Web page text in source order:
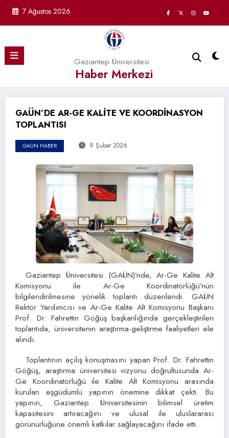
7 Ağustos 2026
Gaziantep Üniversitesi
Haber Merkezi
GAÜN’DE AR-GE KALİTE VE KOORDİNASYON
TOPLANTISI
GAÜN HABER 9 Şubat 2026
Gaziantep Üniversitesi (GAÜN)’nde, Ar-Ge Kalite Alt
Komisyonu ile Ar-Ge Koordinatörlüğü’nün
bilgilendirilmesine yönelik toplantı düzenlendi. GAÜN
Rektör Yardımcısı ve Ar-Ge Kalite Alt Komisyonu Başkanı
Prof. Dr. Fahrettin Göğüş başkanlığında gerçekleştirilen
toplantıda, üniversitenin araştırma-geliştirme faaliyetleri ele
alındı.
Toplantının açılış konuşmasını yapan Prof. Dr. Fahrettin
Göğüş, araştırma üniversitesi vizyonu doğrultusunda Ar-
Ge Koordinatörlüğü ile Kalite Alt Komisyonu arasında
kurulan eşgüdümlü yapının önemine dikkat çekti. Bu
yapının, Gaziantep Üniversitesinin bilimsel üretim
kapasitesini artıracağını ve ulusal ile uluslararası
görünürlüğüne önemli katkılar sağlayacağını ifade etti.